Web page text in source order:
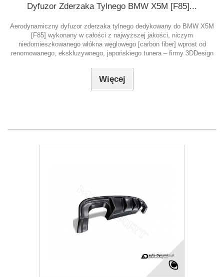
Dyfuzor Zderzaka Tylnego BMW X5M [F85]...
Aerodynamiczny dyfuzor zderzaka tylnego dedykowany do BMW X5M
[F85] wykonany w całości z najwyższej jakości, niczym
niedomieszkowanego włókna węglowego [carbon fiber] wprost od
renomowanego, ekskluzywnego, japońskiego tunera – firmy 3DDesign
Więcej